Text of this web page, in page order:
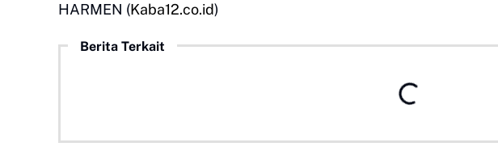
HARMEN (Kaba12.co.id)
Berita Terkait